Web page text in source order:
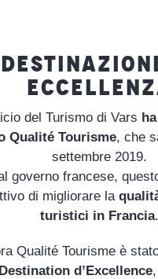
del Turismo di Vars
Qualité Tourisme, che
settembre 2019.
governo francese,
di migliorare la
turistici in Francia.
Qualité Tourisme è
Destination d’Excellence